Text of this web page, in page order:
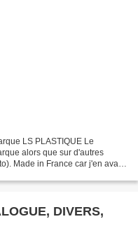
LS PLASTIQUE Le
alors que sur d'autres
Made in France car j'en avais
DIVERS,